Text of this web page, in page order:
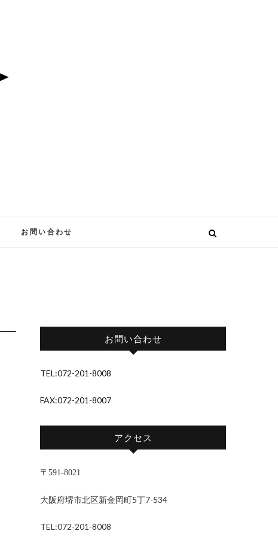
お問い合わせ
お問い合わせ
TEL:072-201-8008
FAX:072-201-8007
アクセス
〒591-8021
大阪府堺市北区新金岡町5丁7-534
TEL:072-201-8008